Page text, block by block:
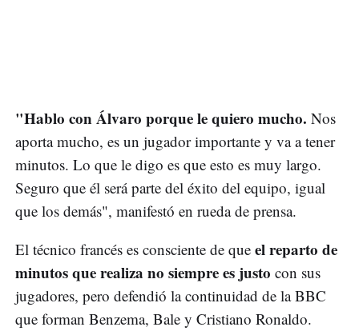
"Hablo con Álvaro porque le quiero mucho. Nos
aporta mucho, es un jugador importante y va a tener
minutos. Lo que le digo es que esto es muy largo.
Seguro que él será parte del éxito del equipo, igual
que los demás", manifestó en rueda de prensa.
El técnico francés es consciente de que el reparto de
minutos que realiza no siempre es justo con sus
jugadores, pero defendió la continuidad de la BBC
que forman Benzema, Bale y Cristiano Ronaldo.